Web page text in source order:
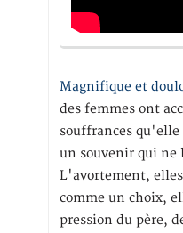
Magnifique et
des femmes ont
souffrances qu'elle
un souvenir qui ne
L'avortement,
comme un choix,
pression du père,